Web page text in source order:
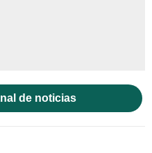
de noticias